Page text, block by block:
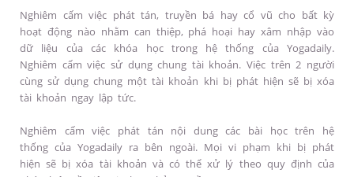
Nghiêm cấm việc phát tán, truyền bá hay cổ vũ cho bất kỳ
hoạt động nào nhằm can thiệp, phá hoại hay xâm nhập vào
dữ liệu của các khóa học trong hệ thống của Yogadaily.
Nghiêm cấm việc sử dụng chung tài khoản. Việc trên 2 người
cùng sử dụng chung một tài khoản khi bị phát hiện sẽ bị xóa
tài khoản ngay lập tức.
Nghiêm cấm việc phát tán nội dung các bài học trên hệ
thống của Yogadaily ra bên ngoài. Mọi vi phạm khi bị phát
hiện sẽ bị xóa tài khoản và có thể xử lý theo quy định của